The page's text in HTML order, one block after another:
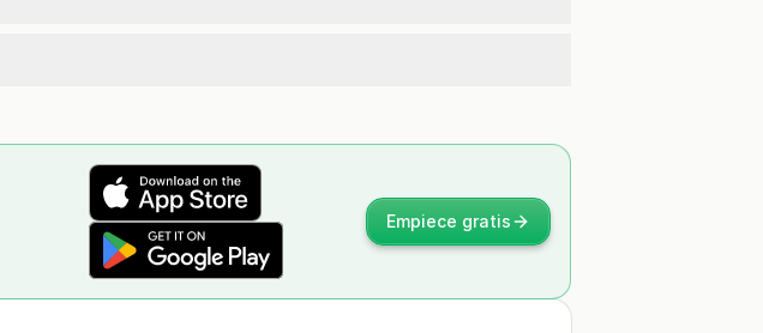
Empiece gratis